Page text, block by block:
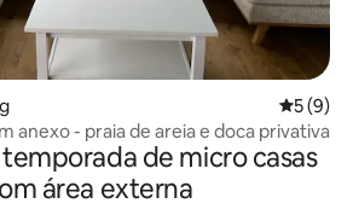
5 de
5 (9)
anexo - praia de areia e doca privativa
de micro casas
área externa